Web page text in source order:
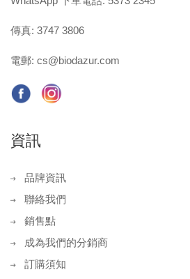
傳真: 3747 3806
電郵: cs@biodazur.com
資訊
品牌資訊
聯絡我們
銷售點
成為我們的分銷商
訂購須知